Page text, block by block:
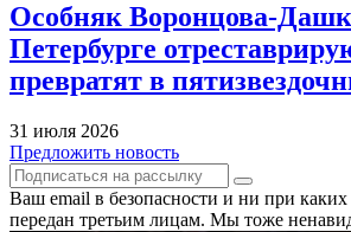
Особняк Воронцова-
Петербурге
превратят в
31 июля 2026
Предложить новость
Ваш email в безопасности и ни при каких
передан третьим лицам. Мы тоже